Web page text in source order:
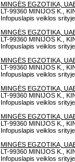
MINGĖS EGZOTIKA,
LT-99360 MINIJOS K.,
Infopuslapis veiklos
MINGĖS EGZOTIKA,
LT-99360 MINIJOS K.,
Infopuslapis veiklos
MINGĖS EGZOTIKA,
LT-99360 MINIJOS K.,
Infopuslapis veiklos
MINGĖS EGZOTIKA,
LT-99360 MINIJOS K.,
Infopuslapis veiklos
MINGĖS EGZOTIKA,
LT-99360 MINIJOS K.,
Infopuslapis veiklos
MINGĖS EGZOTIKA,
LT-99360 MINIJOS K.,
Infopuslapis veiklos